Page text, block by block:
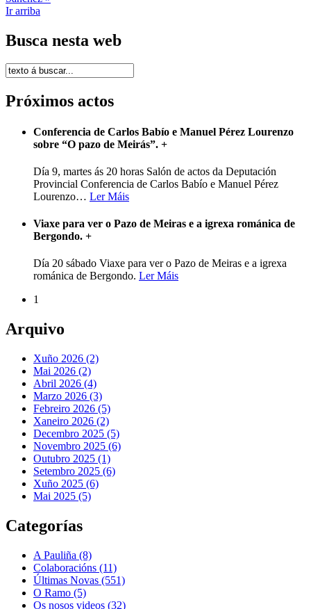
Ir arriba
Busca nesta web
Próximos actos
Conferencia de Carlos Babío e Manuel Pérez Lourenzo
sobre “O pazo de Meirás”. +
Día 9, martes ás 20 horas Salón de actos da Deputación
Provincial Conferencia de Carlos Babío e Manuel Pérez
Lourenzo… Ler Máis
Viaxe para ver o Pazo de Meiras e a igrexa románica de
Bergondo. +
Día 20 sábado Viaxe para ver o Pazo de Meiras e a igrexa
románica de Bergondo. Ler Máis
1
Arquivo
Xuño 2026 (2)
Mai 2026 (2)
Abril 2026 (4)
Marzo 2026 (3)
Febreiro 2026 (5)
Xaneiro 2026 (2)
Decembro 2025 (5)
Novembro 2025 (6)
Outubro 2025 (1)
Setembro 2025 (6)
Xuño 2025 (6)
Mai 2025 (5)
Categorías
A Pauliña (8)
Colaboracións (11)
Últimas Novas (551)
O Ramo (5)
Os nosos videos (32)